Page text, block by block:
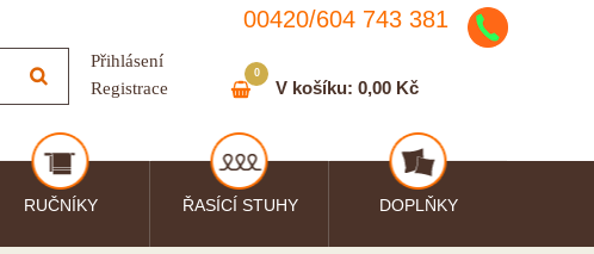
00420/604 743 381
Přihlásení
Registrace
V košíku: 0,00 Kč
0
RUČNÍKY ŘASÍCÍ STUHY DOPLŇKY